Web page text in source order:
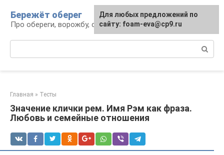
контенту
Бережёт оберег
Про обереги, ворожбу, сны и гадания
Главная » Тесты
Значение клички рем. Имя Рэм как фраза.
Любовь и семейные отношения
Для любых предложений по
сайту: foam-eva@cp9.ru